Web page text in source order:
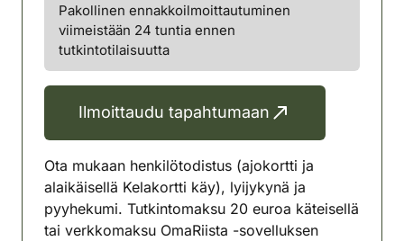
Pakollinen ennakkoilmoittautuminen
viimeistään 24 tuntia ennen
tutkintotilaisuutta
Ilmoittaudu tapahtumaan
Ota mukaan henkilötodistus (ajokortti ja
alaikäisellä Kelakortti käy), lyijykynä ja
pyyhekumi. Tutkintomaksu 20 euroa käteisellä
tai verkkomaksu OmaRiista -sovelluksen